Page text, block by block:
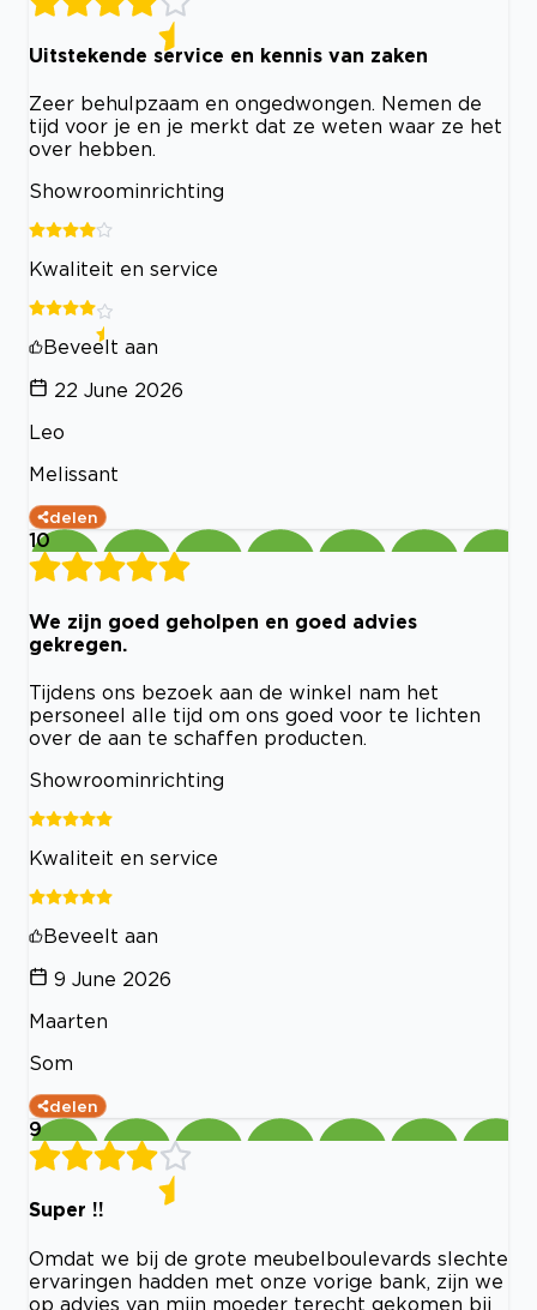
Uitstekende service en kennis van zaken
Zeer behulpzaam en ongedwongen. Nemen de
tijd voor je en je merkt dat ze weten waar ze het
over hebben.
Showroominrichting
Kwaliteit en service
Beveelt aan
22 June 2026
Leo
Melissant
delen
10
We zijn goed geholpen en goed advies
gekregen.
Tijdens ons bezoek aan de winkel nam het
personeel alle tijd om ons goed voor te lichten
over de aan te schaffen producten.
Showroominrichting
Kwaliteit en service
Beveelt aan
9 June 2026
Maarten
Som
delen
9
Super !!
Omdat we bij de grote meubelboulevards slechte
ervaringen hadden met onze vorige bank, zijn we
op advies van mijn moeder terecht gekomen bij